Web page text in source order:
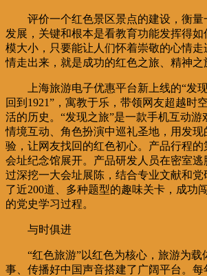
评价一个红色景区景点的建设，衡
发展，关键和根本是看教育功能发挥得
模大小，只要能让人们怀着崇敬的心情
情走出来，就是成功的红色之旅、精神之
上海旅游电子优惠平台新上线的“
回到1921”，寓教于乐，带领网友超越时
活的历史。“发现之旅”是一款手机互动游
情境互动、角色扮演中巡礼圣地，用发
验，让网友找回的红色初心。产品行程
会址纪念馆展开。产品研发人员在密室逃
过深挖一大会址展陈，结合专业文献和
了近200道、多种题型的趣味关卡，成功
的党史学习过程。
与时俱进
“红色旅游”以红色为核心，旅游为载
事、传播好中国声音搭建了广阔平台。